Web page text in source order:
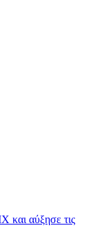
και αύξησε τις